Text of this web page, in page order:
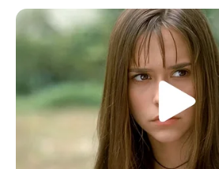
Notre Base quinté:5 JALNA DE
Notre Coup de Poker:9
Le Bruit d’écurie:2 JOYCE
Qui sait pour un beau Couplé
Gagnant et/ou Placé.
Découvrez le Cheval